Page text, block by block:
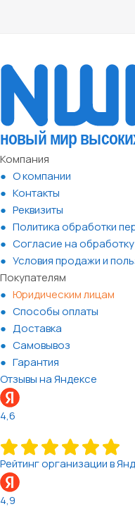
Компания
О компании
Контакты
Реквизиты
Политика обработки
Согласие на
Условия продажи и
Покупателям
Юридическим лицам
Способы оплаты
Доставка
Самовывоз
Гарантия
Отзывы на Яндексе
4,6
Рейтинг организации в
4,9